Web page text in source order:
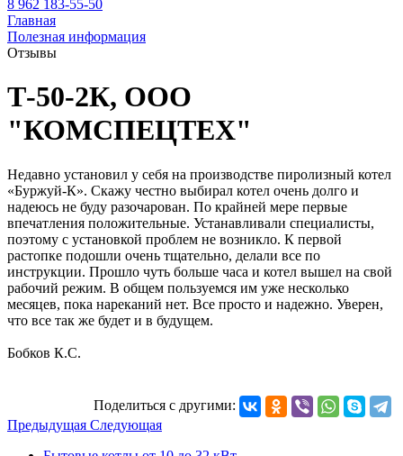
8 962 183-55-50
Главная
Полезная информация
Отзывы
Т-50-2К, ООО
"КОМСПЕЦТЕХ"
Недавно установил у себя на производстве пиролизный котел
«Буржуй-К». Скажу честно выбирал котел очень долго и
надеюсь не буду разочарован. По крайней мере первые
впечатления положительные. Устанавливали специалисты,
поэтому с установкой проблем не возникло. К первой
растопке подошли очень тщательно, делали все по
инструкции. Прошло чуть больше часа и котел вышел на свой
рабочий режим. В общем пользуемся им уже несколько
месяцев, пока нареканий нет. Все просто и надежно. Уверен,
что все так же будет и в будущем.
Бобков К.С.
Поделиться с другими:
Предыдущая Следующая